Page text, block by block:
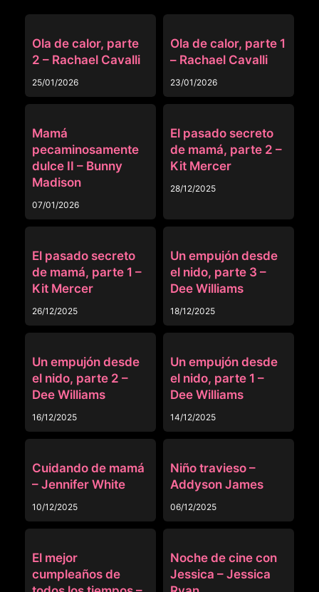
Ola de calor, parte
2 – Rachael Cavalli
25/01/2026
Ola de calor, parte 1
– Rachael Cavalli
23/01/2026
Mamá
pecaminosamente
dulce II – Bunny
Madison
07/01/2026
El pasado secreto
de mamá, parte 2 –
Kit Mercer
28/12/2025
El pasado secreto
de mamá, parte 1 –
Kit Mercer
26/12/2025
Un empujón desde
el nido, parte 3 –
Dee Williams
18/12/2025
Un empujón desde
el nido, parte 2 –
Dee Williams
16/12/2025
Un empujón desde
el nido, parte 1 –
Dee Williams
14/12/2025
Cuidando de mamá
– Jennifer White
10/12/2025
Niño travieso –
Addyson James
06/12/2025
El mejor
cumpleaños de
Noche de cine con
Jessica – Jessica